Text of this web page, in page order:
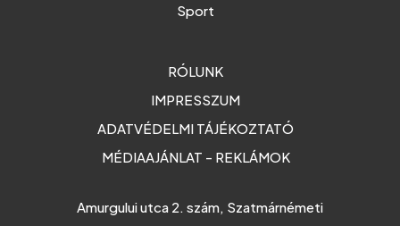
Sport
RÓLUNK
IMPRESSZUM
ADATVÉDELMI TÁJÉKOZTATÓ
MÉDIAAJÁNLAT - REKLÁMOK
Amurgului utca 2. szám, Szatmárnémeti